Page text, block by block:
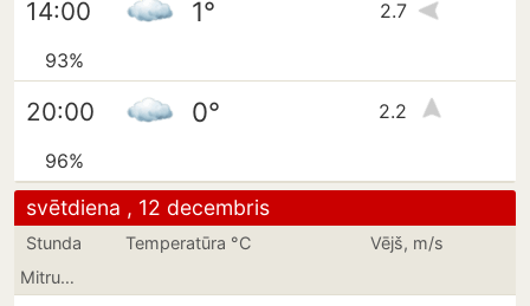
14:00 1° 2.7
93%
20:00 0° 2.2
96%
svētdiena , 12 decembris
Stunda Temperatūra °C
Vējš, m/s
Mitrums